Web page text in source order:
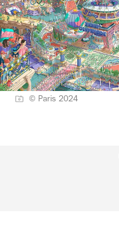
© Paris 2024